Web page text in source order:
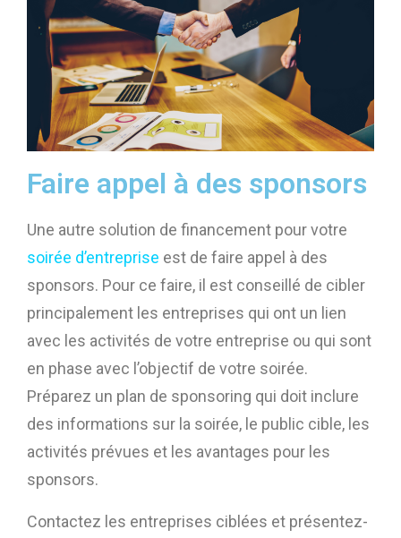
Faire appel à des sponsors
Une autre solution de financement pour votre
soirée d’entreprise est de faire appel à des
sponsors. Pour ce faire, il est conseillé de cibler
principalement les entreprises qui ont un lien
avec les activités de votre entreprise ou qui sont
en phase avec l’objectif de votre soirée.
Préparez un plan de sponsoring qui doit inclure
des informations sur la soirée, le public cible, les
activités prévues et les avantages pour les
sponsors.
Contactez les entreprises ciblées et présentez-